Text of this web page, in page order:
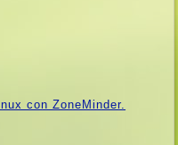
con ZoneMinder.